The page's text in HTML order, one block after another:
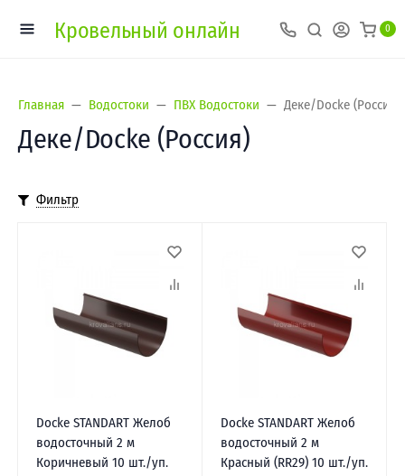
Кровельный онлайн 0
Главная Водостоки ПВХ Водостоки Деке/Docke (Россия)
Деке/Docke (Россия)
Фильтр
Docke STANDART Желоб
водосточный 2 м
Коричневый 10 шт./уп.
Docke STANDART Желоб
водосточный 2 м
Красный (RR29) 10 шт./уп.